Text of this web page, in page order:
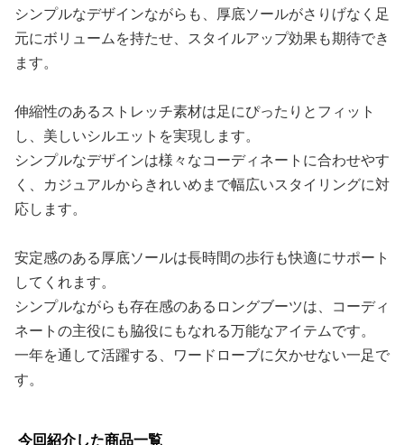
シンプルなデザインながらも、厚底ソールがさりげなく足
元にボリュームを持たせ、スタイルアップ効果も期待でき
ます。
伸縮性のあるストレッチ素材は足にぴったりとフィット
し、美しいシルエットを実現します。
シンプルなデザインは様々なコーディネートに合わせやす
く、カジュアルからきれいめまで幅広いスタイリングに対
応します。
安定感のある厚底ソールは長時間の歩行も快適にサポート
してくれます。
シンプルながらも存在感のあるロングブーツは、コーディ
ネートの主役にも脇役にもなれる万能なアイテムです。
一年を通して活躍する、ワードローブに欠かせない一足で
す。
今回紹介した商品一覧